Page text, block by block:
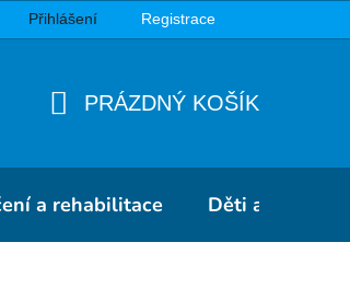
Přihlášení Registrace
PRÁZDNÝ KOŠÍK
a rehabilitace Děti a školky